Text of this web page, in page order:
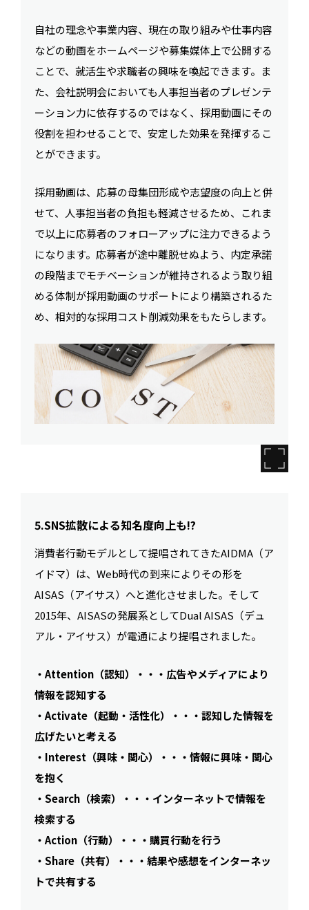
自社の理念や事業内容、現在の取り組みや仕事内容
などの動画をホームページや募集媒体上で公開する
ことで、就活生や求職者の興味を喚起できます。ま
た、会社説明会においても人事担当者のプレゼンテ
ーション力に依存するのではなく、採用動画にその
役割を担わせることで、安定した効果を発揮するこ
とができます。
採用動画は、応募の母集団形成や志望度の向上と併
せて、人事担当者の負担も軽減させるため、これま
で以上に応募者のフォローアップに注力できるよう
になります。応募者が途中離脱せぬよう、内定承諾
の段階までモチベーションが維持されるよう取り組
める体制が採用動画のサポートにより構築されるた
め、相対的な採用コスト削減効果をもたらします。
5.SNS拡散による知名度向上も!?
消費者行動モデルとして提唱されてきたAIDMA（ア
イドマ）は、Web時代の到来によりその形を
AISAS（アイサス）へと進化させました。そして
2015年、AISASの発展系としてDual AISAS（デュ
アル・アイサス）が電通により提唱されました。
・Attention（認知）・・・広告やメディアにより
情報を認知する
・Activate（起動・活性化）・・・認知した情報を
広げたいと考える
・Interest（興味・関心）・・・情報に興味・関心
を抱く
・Search（検索）・・・インターネットで情報を
検索する
・Action（行動）・・・購買行動を行う
・Share（共有）・・・結果や感想をインターネッ
トで共有する